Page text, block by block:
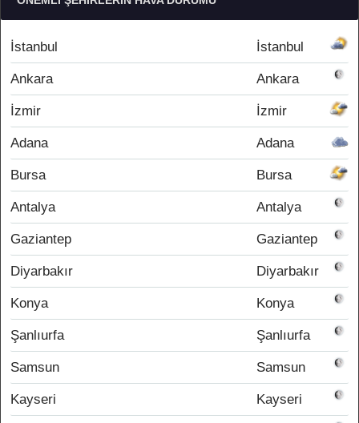
İstanbul İstanbul
Ankara Ankara
İzmir İzmir
Adana Adana
Bursa Bursa
Antalya Antalya
Gaziantep Gaziantep
Diyarbakır Diyarbakır
Konya Konya
Şanlıurfa Şanlıurfa
Samsun Samsun
Kayseri Kayseri